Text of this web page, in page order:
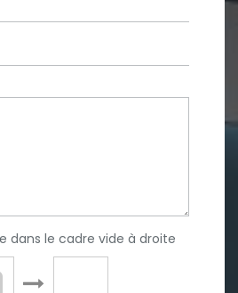
dans le cadre vide à droite